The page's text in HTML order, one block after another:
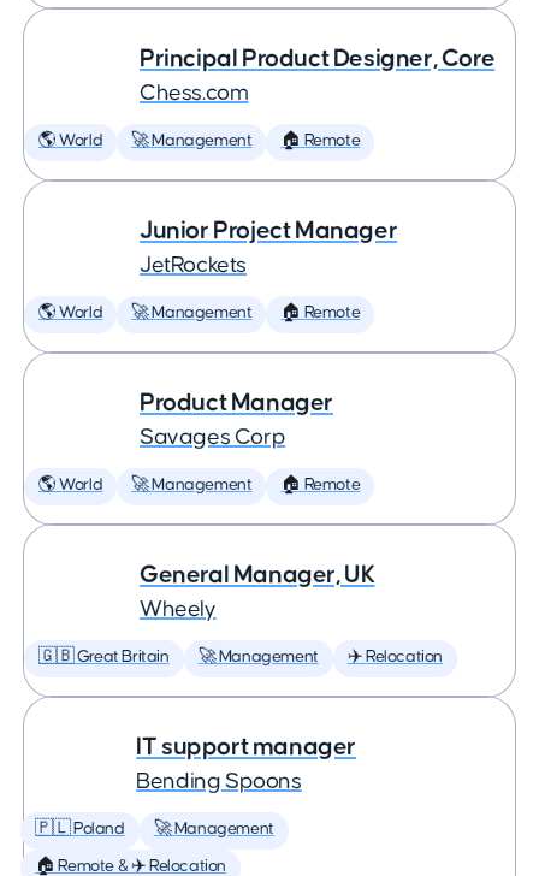
Principal Product Designer, Core
Chess.com
🌎 World 🚀 Management 🏠 Remote
Junior Project Manager
JetRockets
🌎 World 🚀 Management 🏠 Remote
Product Manager
Savages Corp
🌎 World 🚀 Management 🏠 Remote
General Manager, UK
Wheely
🇬🇧 Great Britain 🚀 Management ✈️ Relocation
IT support manager
Bending Spoons
🇵🇱 Poland 🚀 Management
🏠 Remote & ✈️ Relocation